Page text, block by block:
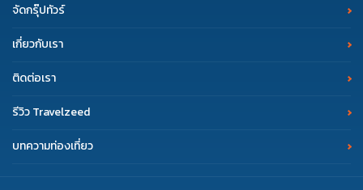
จัดกรุ๊ปทัวร์
เกี่ยวกับเรา
ติดต่อเรา
รีวิว Travelzeed
บทความท่องเที่ยว